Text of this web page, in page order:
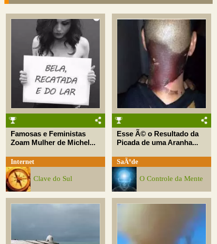
Famosas e Feministas
Zoam Mulher de Michel...
Internet
Clave do Sul
Esse Ã© o Resultado da
Picada de uma Aranha...
SaÃºde
O Controle da Mente